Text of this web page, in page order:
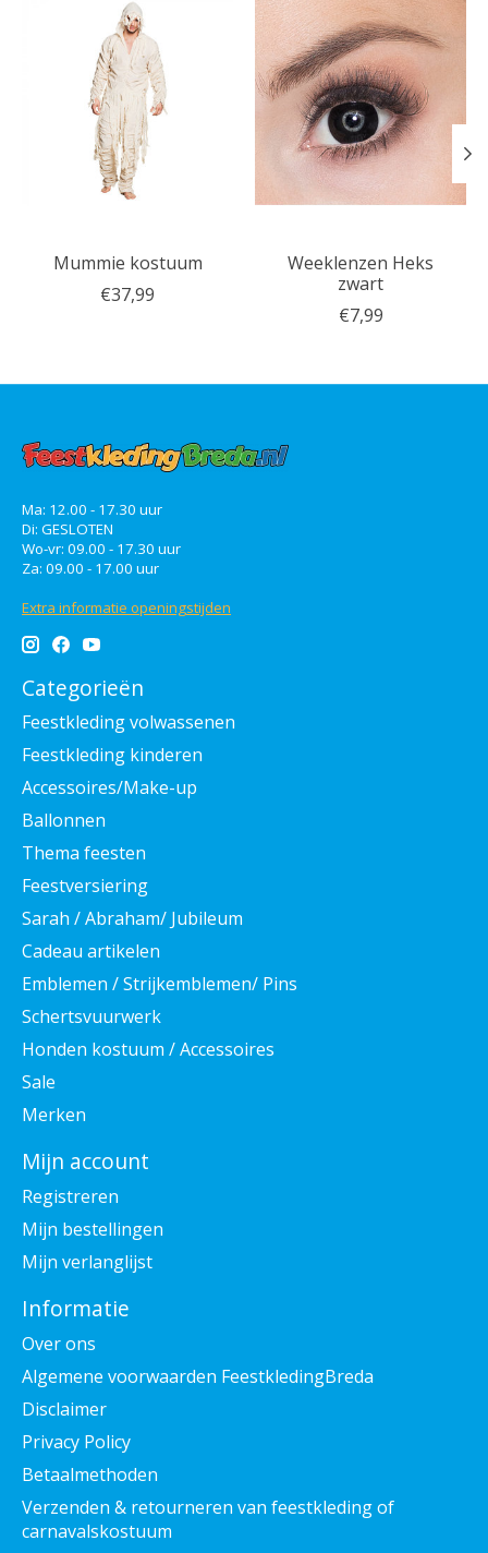
Mummie kostuum
€37,99
Weeklenzen Heks
zwart
€7,99
Ma: 12.00 - 17.30 uur
Di: GESLOTEN
Wo-vr: 09.00 - 17.30 uur
Za: 09.00 - 17.00 uur
Extra informatie openingstijden
Categorieën
Feestkleding volwassenen
Feestkleding kinderen
Accessoires/Make-up
Ballonnen
Thema feesten
Feestversiering
Sarah / Abraham/ Jubileum
Cadeau artikelen
Emblemen / Strijkemblemen/ Pins
Schertsvuurwerk
Honden kostuum / Accessoires
Sale
Merken
Mijn account
Registreren
Mijn bestellingen
Mijn verlanglijst
Informatie
Over ons
Algemene voorwaarden FeestkledingBreda
Disclaimer
Privacy Policy
Betaalmethoden
Verzenden & retourneren van feestkleding of
carnavalskostuum